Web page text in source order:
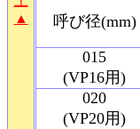
▲
呼び径(mm)
015
(VP16用)
020
(VP20用)